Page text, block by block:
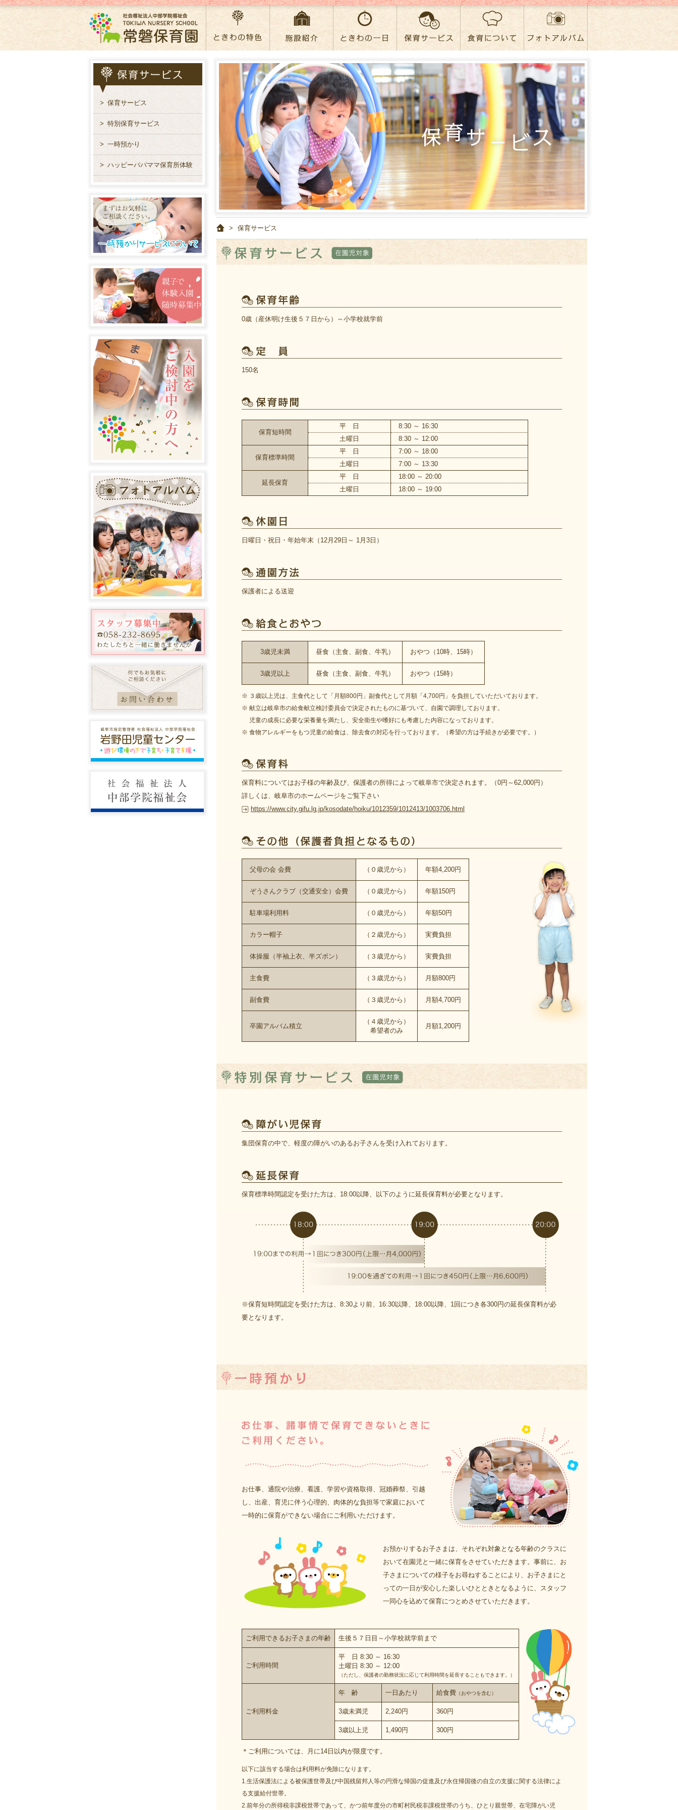
> 保育サービス
> 特別保育サービス
> 一時預かり
> ハッピーパパママ保育所体験
> 保育サービス
0歳（産休明け生後５７日から）～小学校就学前
150名
保育短時間
平 日
8:30 ～ 16:30
土曜日
8:30 ～ 12:00
保育標準時間
平 日
7:00 ～ 18:00
土曜日
7:00 ～ 13:30
延長保育
平 日
18:00 ～ 20:00
土曜日
18:00 ～ 19:00
日曜日・祝日・年始年末（12月29日～ 1月3日）
保護者による送迎
3歳児未満 昼食（主食、副食、牛乳） おやつ（10時、15時）
3歳児以上 昼食（主食、副食、牛乳） おやつ（15時）
※ ３歳以上児は、主食代として「月額800円」副食代として月額「4,700円」を負担していただいております。
※ 献立は岐阜市の給食献立検討委員会で決定されたものに基づいて、自園で調理しております。
児童の成長に必要な栄養量を満たし、安全衛生や嗜好にも考慮した内容になっております。
※ 食物アレルギーをもつ児童の給食は、除去食の対応を行っております。（希望の方は手続きが必要です。）
保育料についてはお子様の年齢及び、保護者の所得によって岐阜市で決定されます。（0円～62,000円）
詳しくは、岐阜市のホームページをご覧下さい
https://www.city.gifu.lg.jp/kosodate/hoiku/1012359/1012413/1003706.html
父母の会 会費 （０歳児から） 年額4,200円
ぞうさんクラブ（交通安全）会費 （０歳児から） 年額150円
駐車場利用料 （０歳児から） 年額50円
カラー帽子 （２歳児から） 実費負担
体操服（半袖上衣、半ズボン） （３歳児から） 実費負担
主食費 （３歳児から） 月額800円
副食費 （３歳児から） 月額4,700円
卒園アルバム積立
（４歳児から）
希望者のみ
月額1,200円
集団保育の中で、軽度の障がいのあるお子さんを受け入れております。
保育標準時間認定を受けた方は、18:00以降、以下のように延長保育料が必要となります。
※保育短時間認定を受けた方は、8:30より前、16:30以降、18:00以降、1回につき各300円の延長保育料が必
要となります。
お仕事、通院や治療、看護、学習や資格取得、冠婚葬祭、引越
し、出産、育児に伴う心理的、肉体的な負担等で家庭において
一時的に保育ができない場合にご利用いただけます。
お預かりするお子さまは、それぞれ対象となる年齢のクラスに
おいて在園児と一緒に保育をさせていただきます。事前に、お
子さまについての様子をお尋ねすることにより、お子さまにと
っての一日が安心した楽しいひとときとなるように、スタッフ
一同心を込めて保育につとめさせていただきます。
ご利用できるお子さまの年齢 生後５７日目～小学校就学前まで
ご利用時間
平 日 8:30 ～ 16:30
土曜日 8:30 ～ 12:00
（ただし、保護者の勤務状況に応じて利用時間を延長することもできます。）
ご利用料金
年 齢 一日あたり 給食費 （おやつを含む）
3歳未満児 2,240円 360円
3歳以上児 1,490円 300円
＊ご利用については、月に14日以内が限度です。
以下に該当する場合は利用料が免除になります。
1.生活保護法による被保護世帯及び中国残留邦人等の円滑な帰国の促進及び永住帰国後の自立の支援に関する法律によ
る支援給付世帯。
2.前年分の所得税非課税世帯であって、かつ前年度分の市町村民税非課税世帯のうち、ひとり親世帯、在宅障がい児